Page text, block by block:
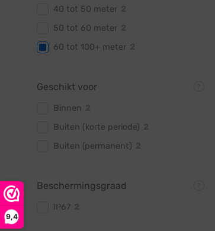
9,4
40 tot 50 meter
50 tot 60 meter
60 tot 100+ meter
Geschikt voor
Binnen
Buiten (korte periode)
Buiten (permanent)
Beschermingsgraad
IP67